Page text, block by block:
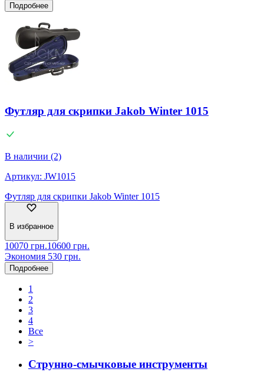
Подробнее
Футляр для скрипки Jakob Winter 1015
В наличии (2)
Артикул: JW1015
Футляр для скрипки Jakob Winter 1015
В избранное
10070 грн.10600 грн.
Экономия 530 грн.
Подробнее
1
2
3
4
Все
>
Струнно-смычковые инструменты